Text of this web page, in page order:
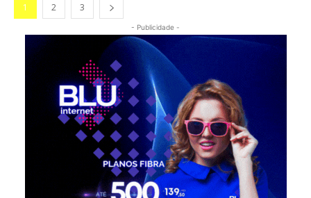
1 2 3
- Publicidade -